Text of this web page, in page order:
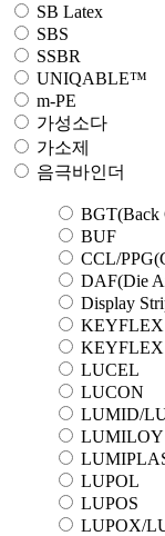
SB Latex
SBS
SSBR
UNIQABLE™
m-PE
가성소다
가소제
음극바인더
BGT(Back
BUF
CCL/
DAF(Die
Display
LUCEL
LUCON
LUMID/
LUMILOY
LUPOL
LUPOS
LUPOX/